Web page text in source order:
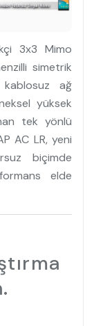
3x3 Mimo
simetrik
kablosuz ağ
yüksek
tek yönlü
AC LR, yeni
biçimde
elde